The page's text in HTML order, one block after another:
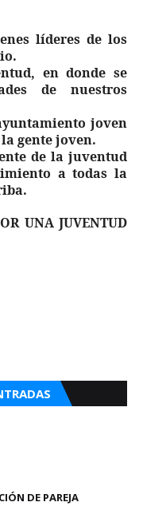
líderes de los
en donde se
de nuestros
joven
gente joven.
de la juventud
a todas la
DE PAREJA